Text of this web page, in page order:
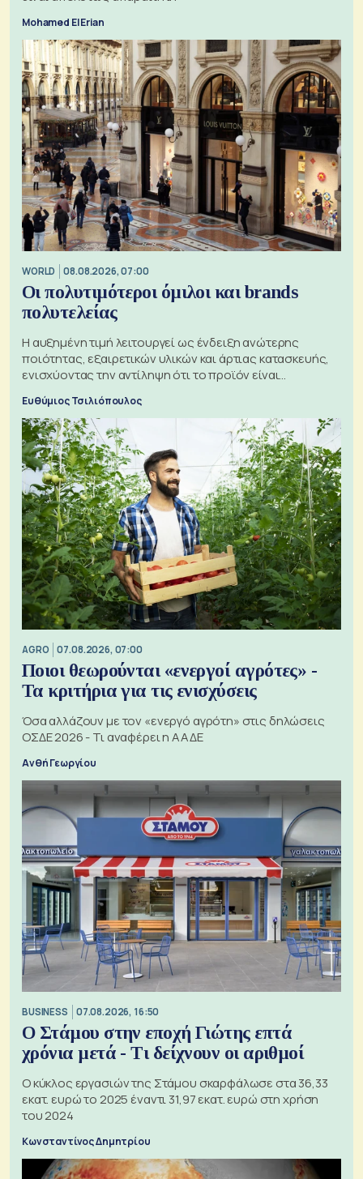
Mohamed El Erian
WORLD 08.08.2026, 07:00
Οι πολυτιμότεροι όμιλοι και brands
πολυτελείας
Η αυξημένη τιμή λειτουργεί ως ένδειξη ανώτερης
ποιότητας, εξαιρετικών υλικών και άρτιας κατασκευής,
ενισχύοντας την αντίληψη ότι το προϊόν είναι
ξεχωριστό
Ευθύμιος Τσιλιόπουλος
AGRO 07.08.2026, 07:00
Ποιοι θεωρούνται «ενεργοί αγρότες» -
Τα κριτήρια για τις ενισχύσεις
Όσα αλλάζουν με τον «ενεργό αγρότη» στις δηλώσεις
ΟΣΔΕ 2026 - Τι αναφέρει η ΑΑΔΕ
Ανθή Γεωργίου
BUSINESS 07.08.2026, 16:50
Ο Στάμου στην εποχή Γιώτης επτά
χρόνια μετά - Τι δείχνουν οι αριθμοί
Ο κύκλος εργασιών της Στάμου σκαρφάλωσε στα 36,33
εκατ. ευρώ το 2025 έναντι 31,97 εκατ. ευρώ στη χρήση
του 2024
Κωνσταντίνος Δημητρίου